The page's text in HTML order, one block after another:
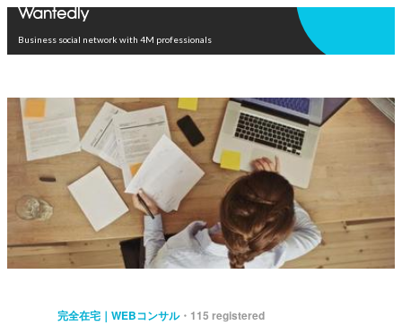
Business social network with 4M professionals
完全在宅｜WEBコンサル 115 registered